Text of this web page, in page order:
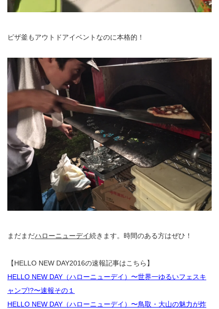
ピザ釜もアウトドアイベントなのに本格的！
まだまだハローニューデイ続きます。時間のある方はぜひ！
【HELLO NEW DAY2016の速報記事はこちら】
HELLO NEW DAY（ハローニューデイ）〜世界一ゆるいフェスキ
ャンプ!?〜速報その１
HELLO NEW DAY（ハローニューデイ）〜鳥取・大山の魅力が炸